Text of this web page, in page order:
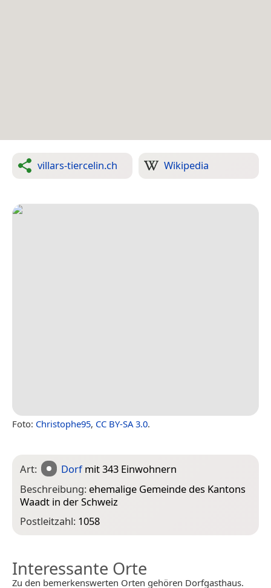
villars-tiercelin.ch Wikipedia
Foto: Christophe95, CC BY-SA 3.0.
Art: Dorfmit 343 Einwohnern
Beschreibung: ehemalige Gemeinde des Kantons
Waadt in der Schweiz
Postleitzahl: 1058
Interessante Orte
Zu den bemerkenswerten Orten gehören Dorfgasthaus.